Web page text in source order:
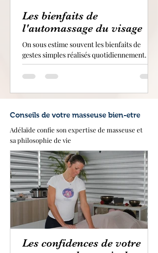
Les bienfaits de
l'automassage du visage
On sous estime souvent les bienfaits de
gestes simples réalisés quotidiennement. Et
pourtant ! Quelques minutes d'automassage
chaque jour peuvent vous changer la vie sur
propose de passer en revue les bienfaits de
Conseils de votre masseuse bien-etre
Adélaïde confie son expertise de masseuse et
sa philosophie de vie
Les confidences de votre